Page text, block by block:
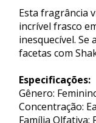
Esta fragrância
incrível frasco
inesquecível. Se
facetas com
Especificações:
Gênero:
Concentração:
Família Olfativa: